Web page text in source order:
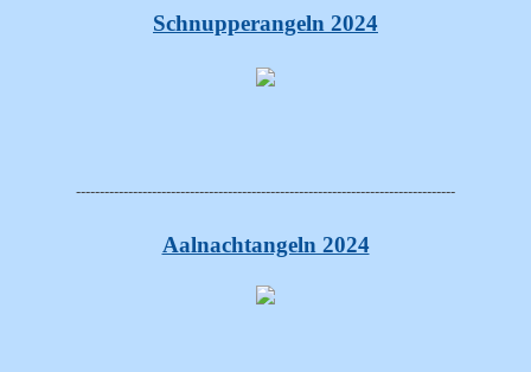
Schnupperangeln 2024
--------------------------------------------------------------------------------
Aalnachtangeln 2024